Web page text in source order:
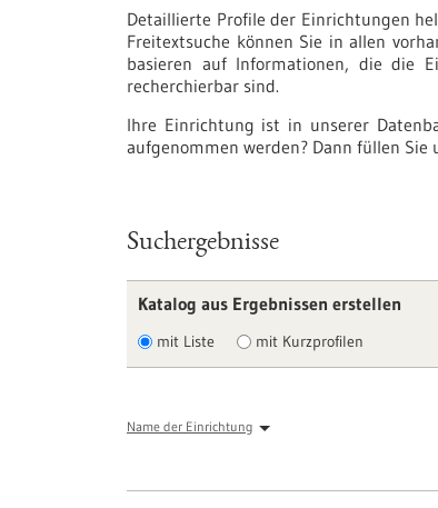
Detaillierte Profile der Einrichtungen
Freitextsuche können Sie in allen
basieren auf Informationen, die die
recherchierbar sind.
Ihre Einrichtung ist in unserer
aufgenommen werden? Dann füllen
Suchergebnisse
Katalog aus Ergebnissen erstellen
mit Liste mit Kurzprofilen
Name der Einrichtung